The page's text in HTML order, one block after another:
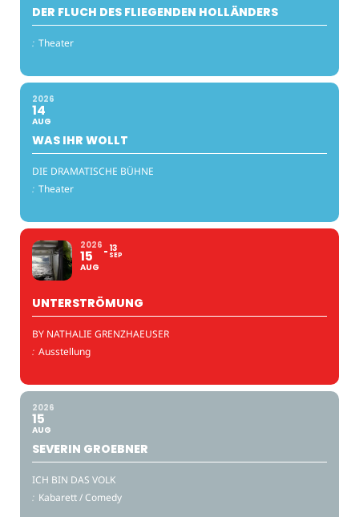
DER FLUCH DES FLIEGENDEN HOLLÄNDERS
: Theater
2026
14
AUG
WAS IHR WOLLT
DIE DRAMATISCHE BÜHNE
: Theater
2026
15
AUG
13
SEP
UNTERSTRÖMUNG
BY NATHALIE GRENZHAEUSER
: Ausstellung
2026
15
AUG
SEVERIN GROEBNER
ICH BIN DAS VOLK
: Kabarett / Comedy